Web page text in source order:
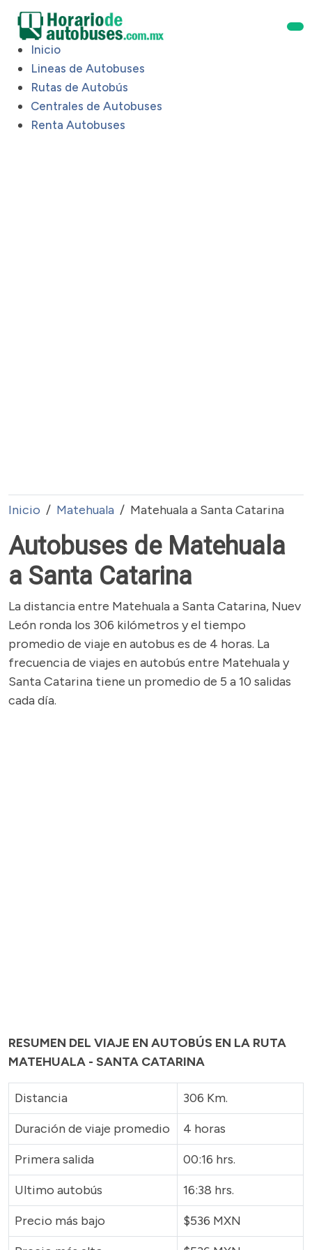
Inicio
Lineas de Autobuses
Rutas de Autobús
Centrales de Autobuses
Renta Autobuses
Inicio Matehuala Matehuala a Santa Catarina
Autobuses de Matehuala
a Santa Catarina
La distancia entre Matehuala a Santa Catarina, Nuev
León ronda los 306 kilómetros y el tiempo
promedio de viaje en autobus es de 4 horas. La
frecuencia de viajes en autobús entre Matehuala y
Santa Catarina tiene un promedio de 5 a 10 salidas
cada día.
RESUMEN DEL VIAJE EN AUTOBÚS EN LA RUTA
MATEHUALA - SANTA CATARINA
Distancia
306 Km.
Duración de viaje promedio
4 horas
Primera salida
00:16 hrs.
Ultimo autobús
16:38 hrs.
Precio más bajo
$536 MXN